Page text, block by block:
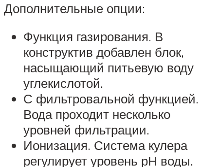
Дополнительные опции:
Функция газирования. В
конструктив добавлен блок,
насыщающий питьевую воду
углекислотой.
С фильтровальной функцией.
Вода проходит несколько
уровней фильтрации.
Ионизация. Система кулера
регулирует уровень рН воды.